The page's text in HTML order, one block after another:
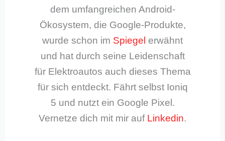
dem umfangreichen Android-
Ökosystem, die Google-Produkte,
wurde schon im Spiegel erwähnt
und hat durch seine Leidenschaft
für Elektroautos auch dieses Thema
für sich entdeckt. Fährt selbst Ioniq
5 und nutzt ein Google Pixel.
Vernetze dich mit mir auf Linkedin.